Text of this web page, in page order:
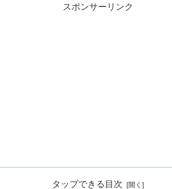
スポンサーリンク
タップできる目次